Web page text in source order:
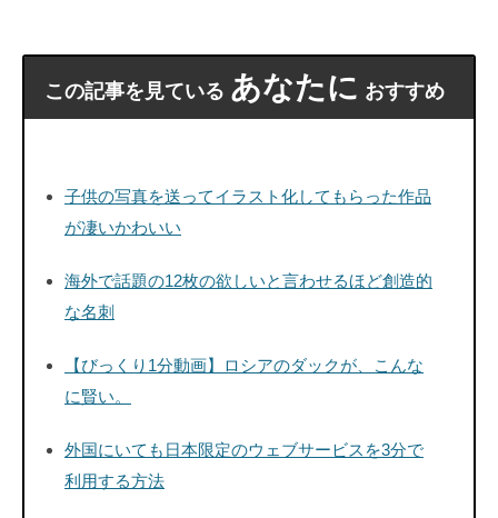
この記事を見ている あなたに おすすめ
子供の写真を送ってイラスト化してもらった作品
が凄いかわいい
海外で話題の12枚の欲しいと言わせるほど創造的
な名刺
【びっくり1分動画】ロシアのダックが、こんな
に賢い。
外国にいても日本限定のウェブサービスを3分で
利用する方法